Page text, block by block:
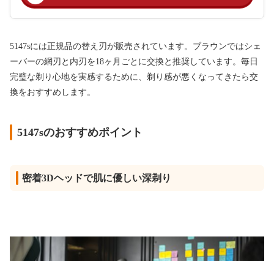
5147sには正規品の替え刃が販売されています。ブラウンではシェ
ーバーの網刃と内刃を18ヶ月ごとに交換と推奨しています。毎日
完璧な剃り心地を実感するために、剃り感が悪くなってきたら交
換をおすすめします。
5147sのおすすめポイント
密着3Dヘッドで肌に優しい深剃り